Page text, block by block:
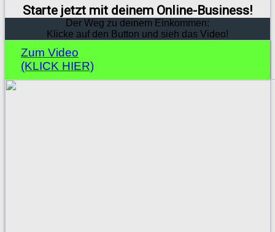
Starte jetzt mit deinem Online-Business!
Der Weg zu deinem Einkommen:
Klicke auf den Button und sieh das Video!
Zum Video
(KLICK HIER)